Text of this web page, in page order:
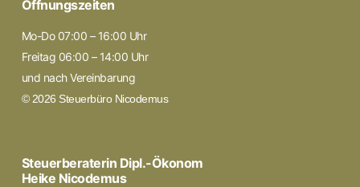
Öffnungszeiten
Mo-Do 07:00 – 16:00 Uhr
Freitag 06:00 – 14:00 Uhr
und nach Vereinbarung
© 2026 Steuerbüro Nicodemus
Steuerberaterin Dipl.-Ökonom
Heike Nicodemus